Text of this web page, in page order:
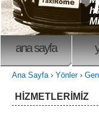
ana sayfa
Ana Sayfa › Yönler ›
HİZMETLERİMİZ